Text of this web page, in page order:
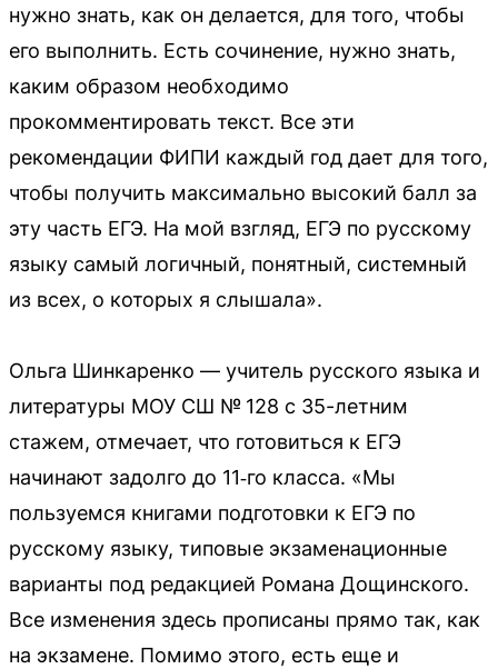
нужно знать, как он делается, для того, чтобы
его выполнить. Есть сочинение, нужно знать,
каким образом необходимо
прокомментировать текст. Все эти
рекомендации ФИПИ каждый год дает для того,
чтобы получить максимально высокий балл за
эту часть ЕГЭ. На мой взгляд, ЕГЭ по русскому
языку самый логичный, понятный, системный
из всех, о которых я слышала».
Ольга Шинкаренко — учитель русского языка и
литературы МОУ СШ № 128 с 35-летним
стажем, отмечает, что готовиться к ЕГЭ
начинают задолго до 11‑го класса. «Мы
пользуемся книгами подготовки к ЕГЭ по
русскому языку, типовые экзаменационные
варианты под редакцией Романа Дощинского.
Все изменения здесь прописаны прямо так, как
на экзамене. Помимо этого, есть еще и